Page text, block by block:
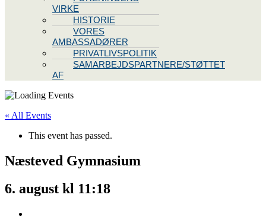
VIRKE
HISTORIE
VORES
AMBASSADØRER
PRIVATLIVSPOLITIK
SAMARBEJDSPARTNERE/STØTTET
AF
« All Events
This event has passed.
Næsteved Gymnasium
6. august kl 11:18